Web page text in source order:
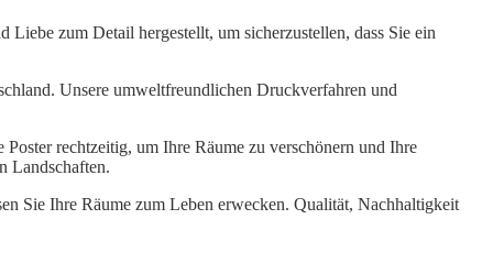
zum Detail hergestellt, um sicherzustellen, dass Sie ein
Unsere umweltfreundlichen Druckverfahren und
rechtzeitig, um Ihre Räume zu verschönern und Ihre
Landschaften.
Sie Ihre Räume zum Leben erwecken. Qualität, Nachhaltigkeit